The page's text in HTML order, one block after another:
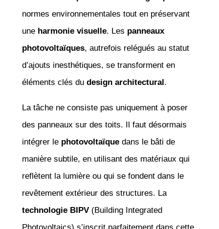
normes environnementales tout en préservant
une harmonie visuelle. Les panneaux
photovoltaïques, autrefois relégués au statut
d’ajouts inesthétiques, se transforment en
éléments clés du design architectural.
La tâche ne consiste pas uniquement à poser
des panneaux sur des toits. Il faut désormais
intégrer le photovoltaïquedans le bâti de
manière subtile, en utilisant des matériaux qui
reflètent la lumière ou qui se fondent dans le
revêtement extérieur des structures. La
technologie BIPV(Building Integrated